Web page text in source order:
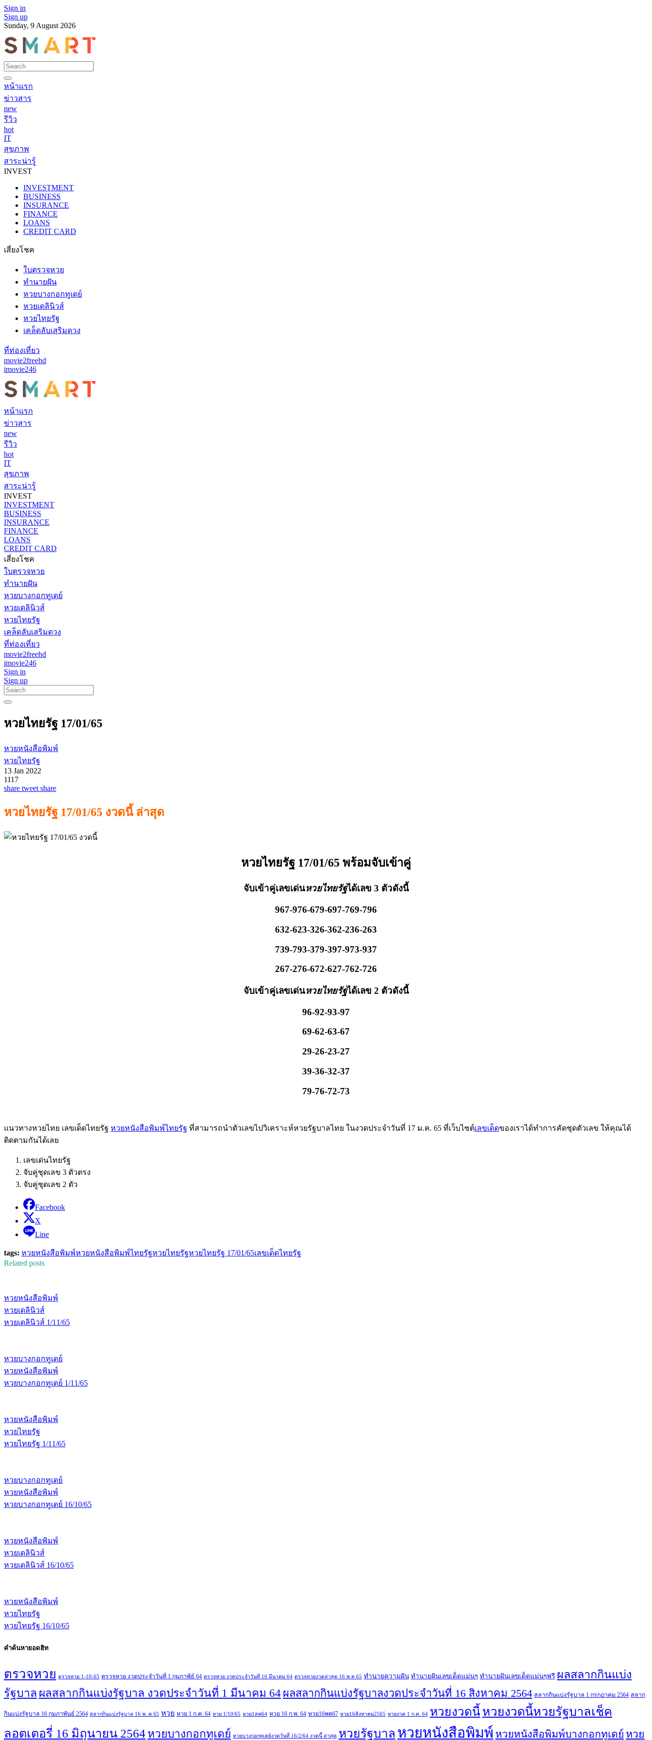
Sign in
Sign up
Sunday, 9 August 2026
หน้าแรก
ข่าวสาร
new
รีวิว
hot
IT
สุขภาพ
สาระน่ารู้
INVEST
INVESTMENT
BUSINESS
INSURANCE
FINANCE
LOANS
CREDIT CARD
เสี่ยงโชค
ใบตรวจหวย
ทำนายฝัน
หวยบางกอกทูเดย์
หวยเดลินิวส์
หวยไทยรัฐ
เคล็ดลับเสริมดวง
ที่ท่องเที่ยว
movie2freehd
imovie246
หน้าแรก
ข่าวสาร
new
รีวิว
hot
IT
สุขภาพ
สาระน่ารู้
INVEST
INVESTMENT
BUSINESS
INSURANCE
FINANCE
LOANS
CREDIT CARD
เสี่ยงโชค
ใบตรวจหวย
ทำนายฝัน
หวยบางกอกทูเดย์
หวยเดลินิวส์
หวยไทยรัฐ
เคล็ดลับเสริมดวง
ที่ท่องเที่ยว
movie2freehd
imovie246
Sign in
Sign up
หวยไทยรัฐ 17/01/65
หวยหนังสือพิมพ์
หวยไทยรัฐ
13 Jan 2022
1117
share tweet share
หวยไทยรัฐ 17/01/65 งวดนี้ ล่าสุด
หวยไทยรัฐ 17/01/65 พร้อมจับเข้าคู่
จับเข้าคู่เลขเด่นหวยไทยรัฐได้เลข 3 ตัวดังนี้
967-976-679-697-769-796
632-623-326-362-236-263
739-793-379-397-973-937
267-276-672-627-762-726
จับเข้าคู่เลขเด่นหวยไทยรัฐได้เลข 2 ตัวดังนี้
96-92-93-97
69-62-63-67
29-26-23-27
39-36-32-37
79-76-72-73
แนวทางหวยไทย เลขเด็ดไทยรัฐ หวยหนังสือพิมพ์ไทยรัฐ ที่สามารถนำตัวเลขไปวิเคราะห์หวยรัฐบาลไทย ในงวดประจำวันที่ 17 ม.ค. 65 ที่เว็บไซต์เลขเด็ดของเราได้ทำการคัดชุดตัวเลข ให้คุณได้
ติดตามกันได้เลย
เลขเด่นไทยรัฐ
จับคู่ชุดเลข 3 ตัวตรง
จับคู่ชุดเลข 2 ตัว
Facebook
X
Line
tags: หวยหนังสือพิมพ์หวยหนังสือพิมพ์ไทยรัฐหวยไทยรัฐหวยไทยรัฐ 17/01/65เลขเด็ดไทยรัฐ
Related posts
หวยหนังสือพิมพ์
หวยเดลินิวส์
หวยเดลินิวส์ 1/11/65
หวยบางกอกทูเดย์
หวยหนังสือพิมพ์
หวยบางกอกทูเดย์ 1/11/65
หวยหนังสือพิมพ์
หวยไทยรัฐ
หวยไทยรัฐ 1/11/65
หวยบางกอกทูเดย์
หวยหนังสือพิมพ์
หวยบางกอกทูเดย์ 16/10/65
หวยหนังสือพิมพ์
หวยเดลินิวส์
หวยเดลินิวส์ 16/10/65
หวยหนังสือพิมพ์
หวยไทยรัฐ
หวยไทยรัฐ 16/10/65
คำค้นหายอดฮิท
ตรวจหวย ตรวจหวย 1-10-65 ตรวจหวย งวดประจำวันที่ 1 กุมภาพัธ์ 64 ตรวจหวย งวดประจำวันที่ 16 มีนาคม 64 ตรวจหวยงวดล่าสุด 16 พ.ค 65 ทํานายความฝัน ทํานายฝันเลขเด็ดแม่นๆ ทํานายฝันเลขเด็ดแม่นๆฟรี ผลสลากกินแบ่ง
รัฐบาล ผลสลากกินแบ่งรัฐบาล งวดประจำวันที่ 1 มีนาคม 64 ผลสลากกินแบ่งรัฐบาลงวดประจำวันที่ 16 สิงหาคม 2564 สลากกินแบ่งรัฐบาล 1 กรกฏาคม 2564 สลาก
กินแบ่งรัฐบาล 16 กุมภาพันธ์ 2564 สลากกินแบ่งรัฐบาล 16 พ..ค 65 หวย หวย 1 ก.ค. 64 หวย 1/10/65 หวย1สค64 หวย 16 ก.พ. 64 หวย16พค67 หวย16สิงหาคม2565 หวยงวด 1 ก.ค. 64 หวยงวดนี้หวยงวดนี้หวยรัฐบาลเช็ค
ลอตเตอรี่ 16 มิถุนายน 2564 หวยบางกอกทูเดย์ หวยบางกอกทูเดย์งวดวันที่ 16/2/64 งวดนี้ ล่าสุด หวยรัฐบาล หวยหนังสือพิมพ์ หวยหนังสือพิมพ์บางกอกทูเดย์ หวย